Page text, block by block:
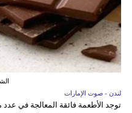
لندن - صوت الإمارات
توجد الأطعمة فائقة المعالجة في